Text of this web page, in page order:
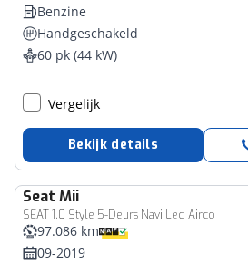
Benzine
Handgeschakeld
60 pk (44 kW)
Vergelijk
Bekijk details
Seat Mii
SEAT 1.0 Style 5-Deurs Navi Led Airco
97.086 km
09-2019